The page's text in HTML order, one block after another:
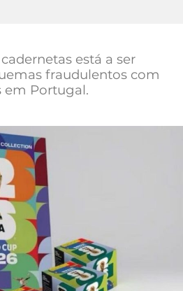
está a ser
fraudulentos com
em Portugal.